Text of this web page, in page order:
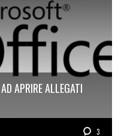
APRIRE ALLEGATI
3